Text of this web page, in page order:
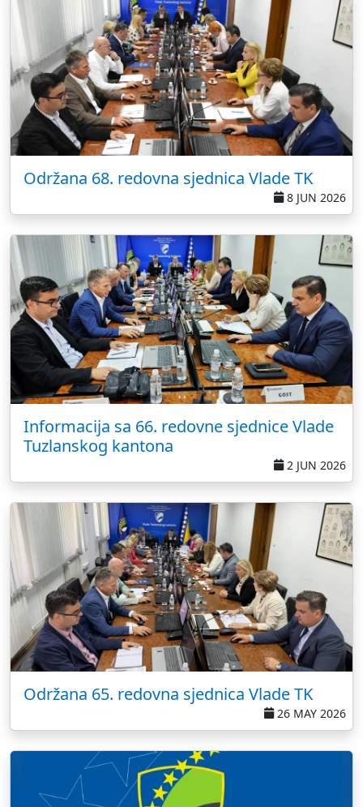
Održana 68. redovna sjednica Vlade TK
8 JUN 2026
Informacija sa 66. redovne sjednice Vlade
Tuzlanskog kantona
2 JUN 2026
Održana 65. redovna sjednica Vlade TK
26 MAY 2026